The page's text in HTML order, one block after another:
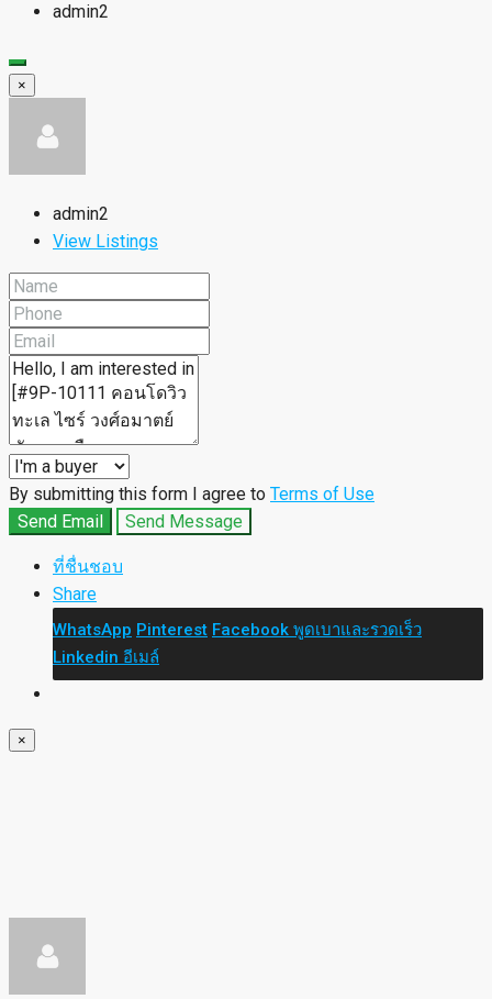
admin2
×
admin2
View Listings
By submitting this form I agree to Terms of Use
Send Email
Send Message
ที่ชื่นชอบ
Share
WhatsApp Pinterest Facebook พูดเบาและรวดเร็ว
Linkedin อีเมล์
×